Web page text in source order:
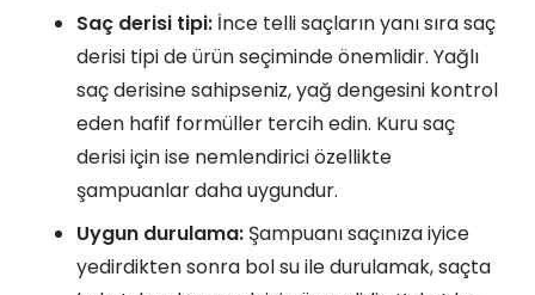
Saç derisi tipi: İnce telli saçların yanı sıra saç
derisi tipi de ürün seçiminde önemlidir. Yağlı
saç derisine sahipseniz, yağ dengesini kontrol
eden hafif formüller tercih edin. Kuru saç
derisi için ise nemlendirici özellikte
şampuanlar daha uygundur.
Uygun durulama: Şampuanı saçınıza iyice
yedirdikten sonra bol su ile durulamak, saçta